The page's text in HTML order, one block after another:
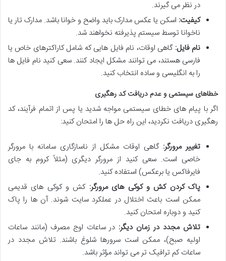
در نظر می گیرند.
کیفیت: اسکن یا عکس مدارک باید واضح و خوانا باشد. مدارک تار یا
ناخوانا توسط سیستم پذیرفته نخواهند شد.
نام فایل: گاهی اوقات، نام فایل هایی که شامل کاراکترهای خاص یا
فارسی هستند، می توانند مشکل ایجاد کنند. سعی کنید نام فایل ها
را به انگلیسی و ساده انتخاب کنید.
خطاهای سیستمی و عدم دریافت کد رهگیری
اگر با پیام های خطای سیستمی مواجه شدید یا پس از اتمام فرآیند، کد
رهگیری دریافت نکردید، این راه حل ها را امتحان کنید:
تغییر مرورگر: گاهی اوقات مشکل از ناسازگاری سامانه با مرورگر
خاصی است. سعی کنید از مرورگر دیگری (مثلاً کروم به جای
فایرفاکس یا برعکس) استفاده کنید.
پاک کردن کش و کوکی های مرورگر: کش و کوکی های قدیمی
ممکن است باعث اختلال در عملکرد سایت شوند. آن ها را پاک
کنید و دوباره امتحان کنید.
تلاش مجدد در زمان دیگر: در ساعات اوج مصرف (مانند ساعات
اولیه صبح)، ممکن است سرورها شلوغ باشند. تلاش مجدد در
ساعات کم ترافیک تر می تواند مؤثر باشد.